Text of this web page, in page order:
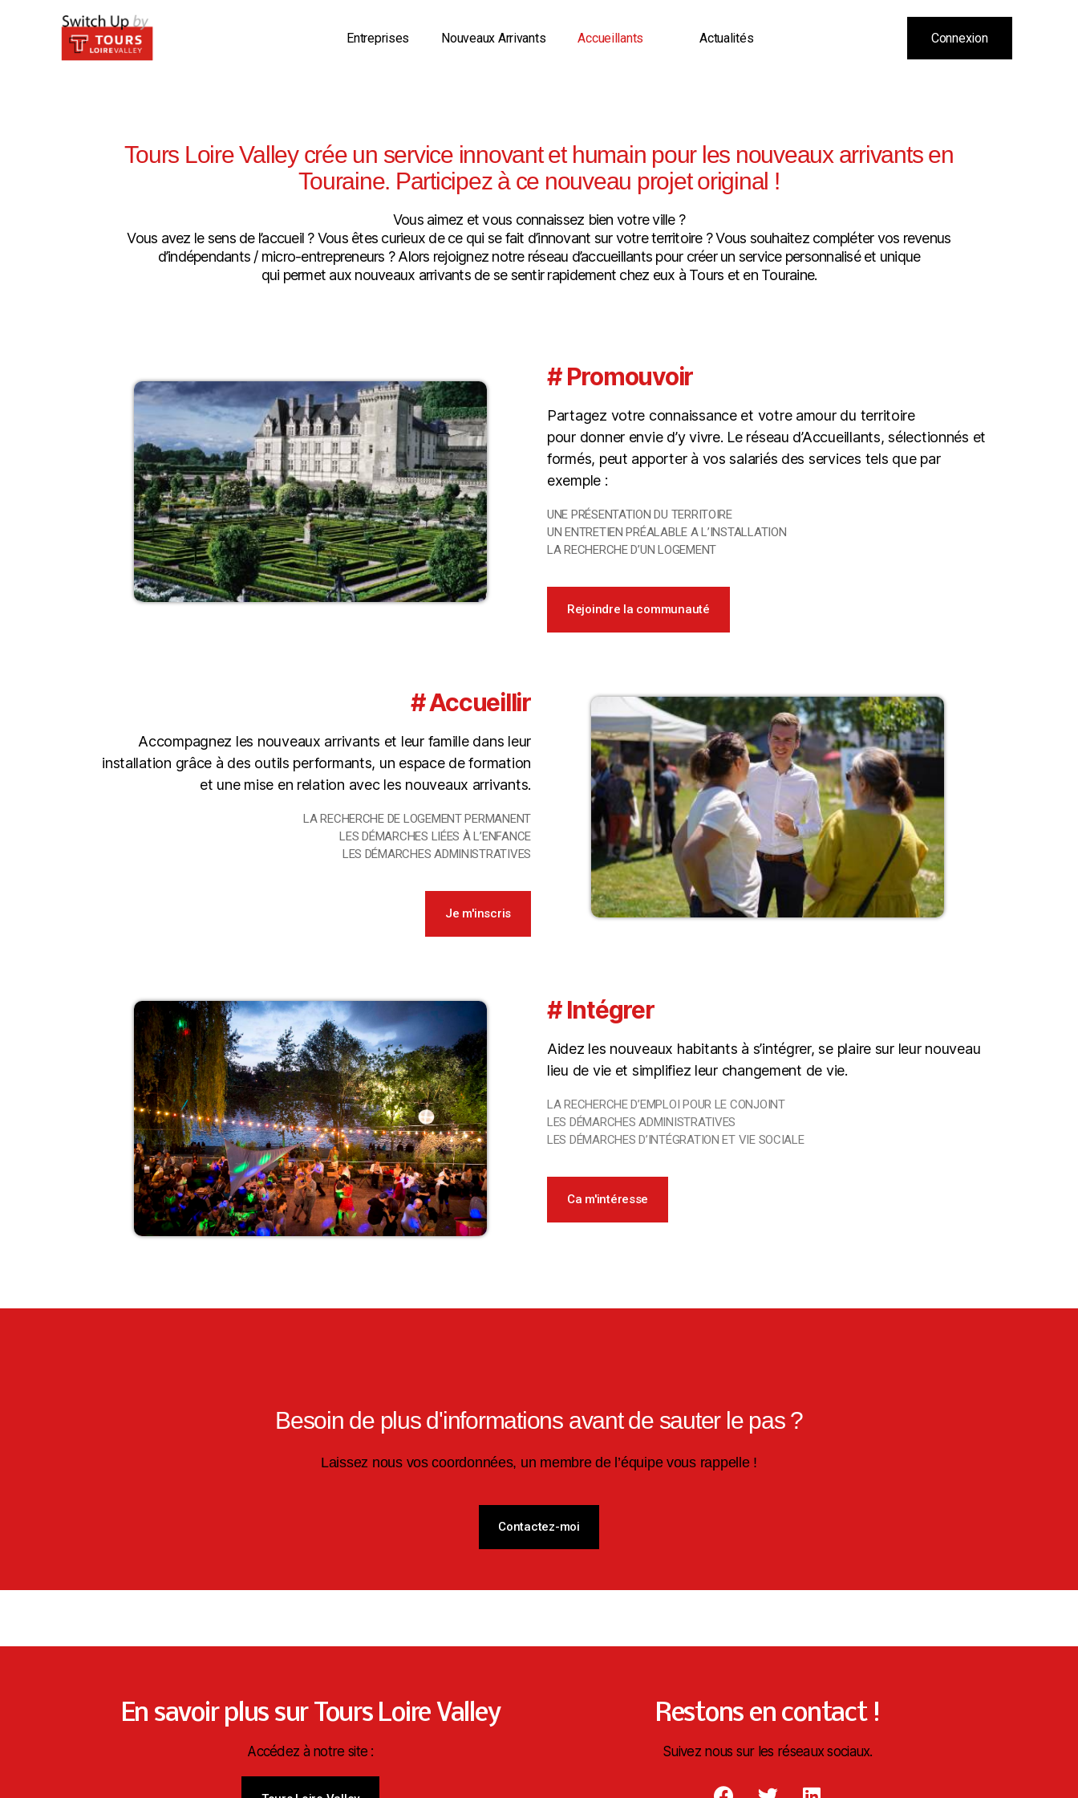
Entreprises Nouveaux Arrivants Accueillants Actualités Connexion
Tours Loire Valley crée un service innovant et humain pour les nouveaux arrivants en
Touraine. Participez à ce nouveau projet original !
Vous aimez et vous connaissez bien votre ville ?
Vous avez le sens de l’accueil ? Vous êtes curieux de ce qui se fait d’innovant sur votre territoire ? Vous souhaitez compléter vos revenus
d’indépendants / micro-entrepreneurs ? Alors rejoignez notre réseau d’accueillants pour créer un service personnalisé et unique
qui permet aux nouveaux arrivants de se sentir rapidement chez eux à Tours et en Touraine.
# Accueillir
Accompagnez les nouveaux arrivants et leur famille dans leur
installation grâce à des outils performants, un espace de formation
et une mise en relation avec les nouveaux arrivants.
LA RECHERCHE DE LOGEMENT PERMANENT
LES DÉMARCHES LIÉES À L’ENFANCE
LES DÉMARCHES ADMINISTRATIVES
Je m'inscris
# Promouvoir
Partagez votre connaissance et votre amour du territoire
pour donner envie d’y vivre. Le réseau d’Accueillants, sélectionnés et
formés, peut apporter à vos salariés des services tels que par
exemple :
UNE PRÉSENTATION DU TERRITOIRE
UN ENTRETIEN PRÉALABLE A L’INSTALLATION
LA RECHERCHE D’UN LOGEMENT
Rejoindre la communauté
# Intégrer
Aidez les nouveaux habitants à s’intégrer, se plaire sur leur nouveau
lieu de vie et simplifiez leur changement de vie.
LA RECHERCHE D’EMPLOI POUR LE CONJOINT
LES DÉMARCHES ADMINISTRATIVES
LES DÉMARCHES D’INTÉGRATION ET VIE SOCIALE
Ca m'intéresse
Besoin de plus d'informations avant de sauter le pas ?
Laissez nous vos coordonnées, un membre de l’équipe vous rappelle !
Contactez-moi
En savoir plus sur Tours Loire Valley
Accédez à notre site :
Restons en contact !
Suivez nous sur les réseaux sociaux.